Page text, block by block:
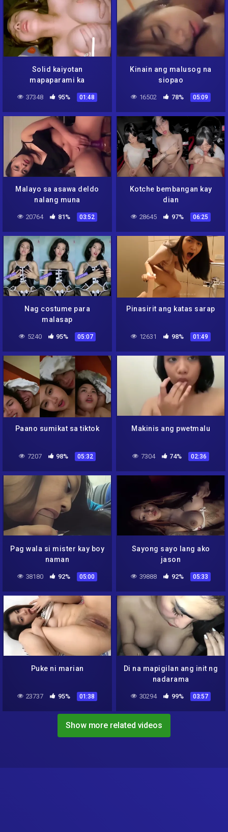
Solid kaiyotan
mapaparami ka
37348 95% 01:48
Kinain ang malusog na
siopao
16502 78% 05:09
Malayo sa asawa deldo
nalang muna
20764 81% 03:52
Kotche bembangan kay
dian
28645 97% 06:25
Nag costume para
malasap
5240 95% 05:07
Pinasirit ang katas sarap
12631 98% 01:49
Paano sumikat sa tiktok
7207 98% 05:32
Makinis ang pwetmalu
7304 74% 02:36
Pag wala si mister kay boy
naman
38180 92% 05:00
Sayong sayo lang ako
jason
39888 92% 05:33
Puke ni marian
23737 95% 01:38
Di na mapigilan ang init ng
nadarama
30294 99% 03:57
Show more related videos